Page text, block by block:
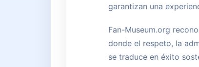
garantizan una
Fan-Museum.org
donde el respeto, la
se traduce en éxito